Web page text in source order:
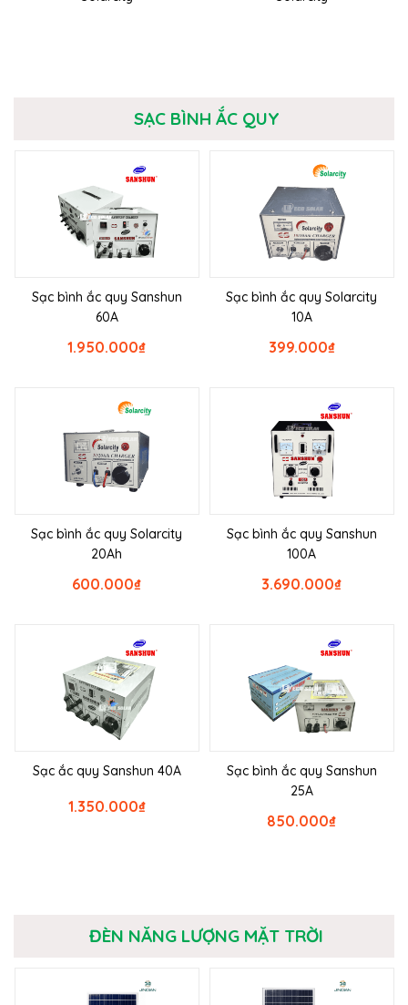
SẠC BÌNH ẮC QUY
Sạc bình ắc quy Sanshun
60A
₫
1.950.000
Sạc bình ắc quy Solarcity
10A
₫
399.000
Sạc bình ắc quy Solarcity
20Ah
₫
600.000
Sạc bình ắc quy Sanshun
100A
₫
3.690.000
Sạc ắc quy Sanshun 40A
₫
1.350.000
Sạc bình ắc quy Sanshun
25A
₫
850.000
ĐÈN NĂNG LƯỢNG MẶT TRỜI